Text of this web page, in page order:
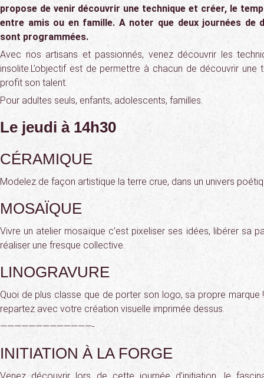
propose de venir découvrir une technique et créer, le
entre amis ou en famille. A noter que deux journées de
sont programmées.
Avec nos artisans et passionnés, venez découvrir les
insolite.L’objectif est de permettre à chacun de découvrir
profit son talent.
Pour adultes seuls, enfants, adolescents, familles.
Le jeudi à 14h30
CÉRAMIQUE
Modelez de façon artistique la terre crue, dans un univers
MOSAÏQUE
Vivre un atelier mosaïque c’est pixeliser ses idées, libérer sa
réaliser une fresque collective.
LINOGRAVURE
Quoi de plus classe que de porter son logo, sa propre marque
repartez avec votre création visuelle imprimée dessus.
—————————————-
INITIATION À LA FORGE